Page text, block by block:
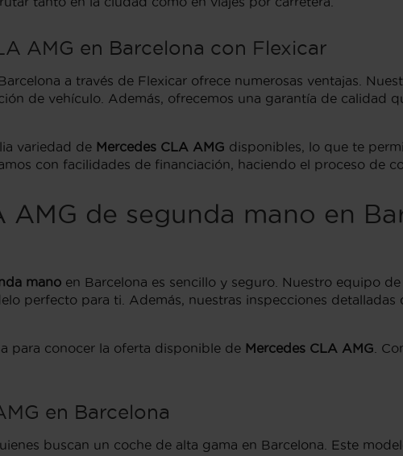
AMG en Barcelona con Flexicar
a través de Flexicar ofrece numerosas ventajas.
de vehículo. Además, ofrecemos una garantía de calidad
variedad de Mercedes CLA AMG disponibles, lo que te
con facilidades de financiación, haciendo el proceso de
AMG de segunda mano en
mano en Barcelona es sencillo y seguro. Nuestro equipo
perfecto para ti. Además, nuestras inspecciones detalladas
para conocer la oferta disponible de Mercedes CLA AMG .
en Barcelona
buscan un coche de alta gama en Barcelona. Este